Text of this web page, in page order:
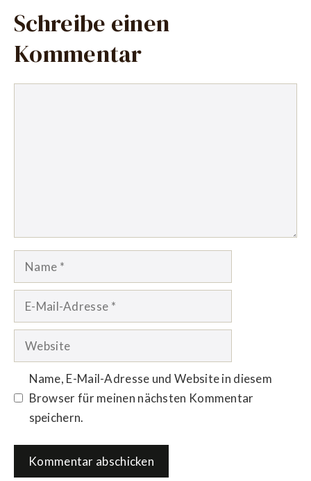
Schreibe einen
Kommentar
Name
Website
Name, E-Mail-Adresse und Website in diesem
Browser für meinen nächsten Kommentar
speichern.